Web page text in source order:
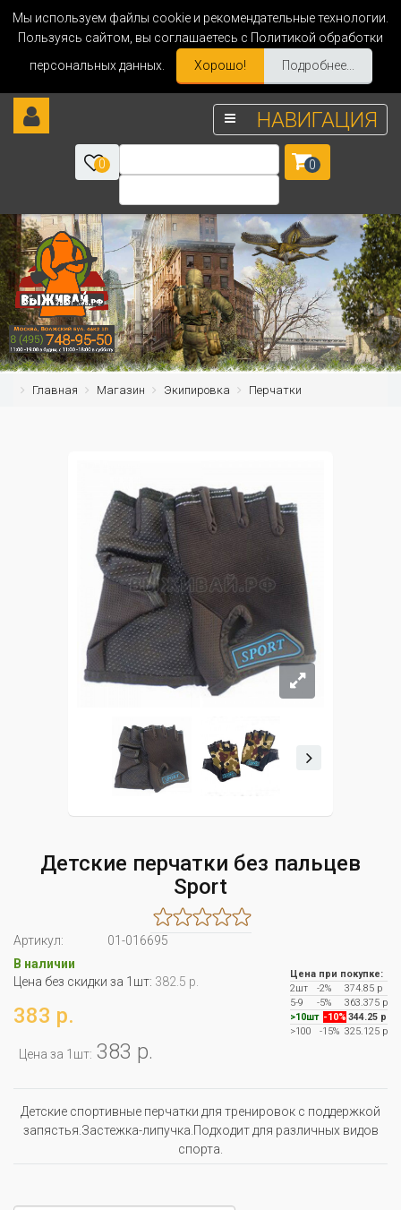
Мы используем файлы cookie и рекомендательные технологии.
Пользуясь сайтом, вы соглашаетесь с Политикой обработки
персональных данных.
Хорошо! Подробнее...
НАВИГАЦИЯ
0 0
Главная Магазин Экипировка Перчатки
Детские перчатки без пальцев
Sport
Артикул:
01-016695
В наличии
Цена без скидки за 1шт: 382.5 р.
383 р.
Цена за 1шт: 383 р.
Цена при покупке:
2шт
-2%
374.85 р
5-9
-5%
363.375 р
>10шт -10% 344.25 р
>100
-15% 325.125 р
Детские спортивные перчатки для тренировок с поддержкой
запястья.Застежка-липучка.Подходит для различных видов
спорта.